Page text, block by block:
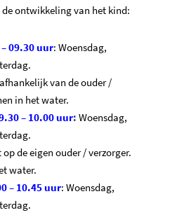
ontwikkeling van het kind:
– 09.30 uur: Woensdag,
van de ouder /
in het water.
– 10.00 uur: Woensdag,
de eigen ouder / verzorger.
water.
– 10.45 uur: Woensdag,